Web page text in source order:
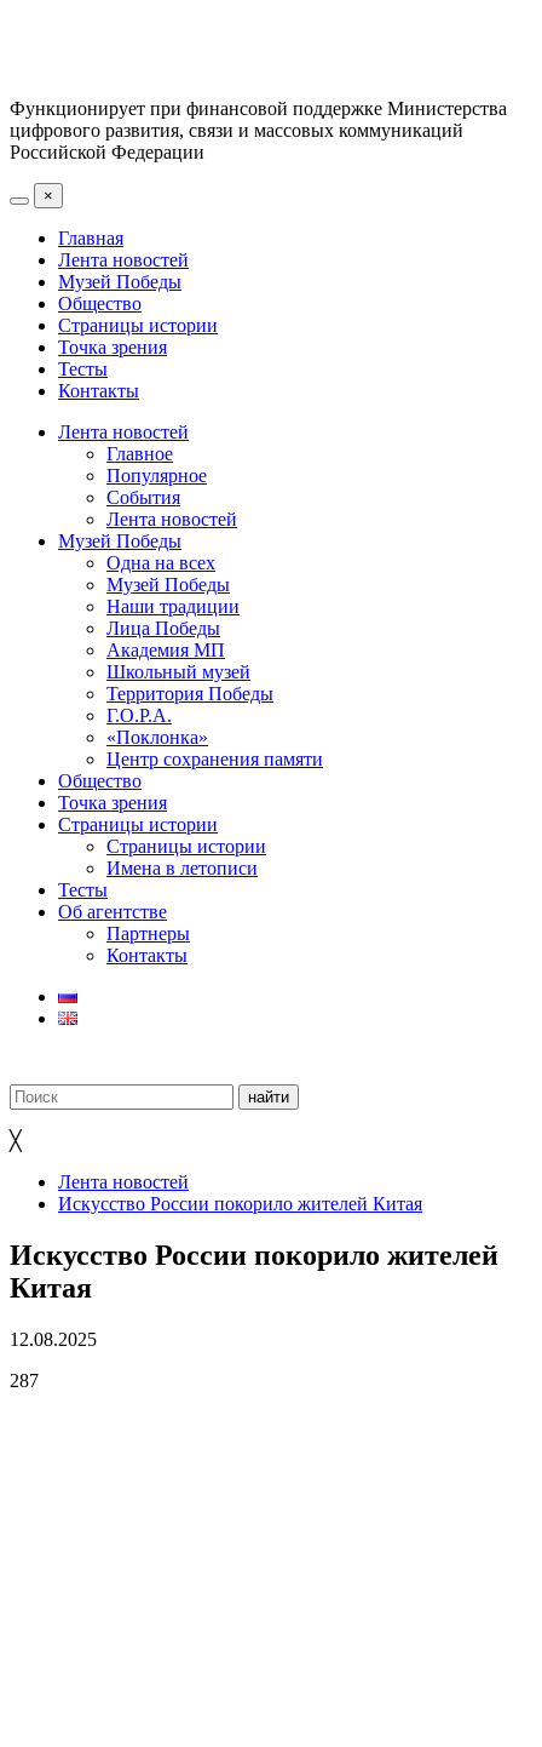
Функционирует при финансовой поддержке Министерства
цифрового развития, связи и массовых коммуникаций
Российской Федерации
×
Главная
Лента новостей
Музей Победы
Общество
Страницы истории
Точка зрения
Тесты
Контакты
Лента новостей
Главное
Популярное
События
Лента новостей
Музей Победы
Одна на всех
Музей Победы
Наши традиции
Лица Победы
Академия МП
Школьный музей
Территория Победы
Г.О.Р.А.
«Поклонка»
Центр сохранения памяти
Общество
Точка зрения
Страницы истории
Страницы истории
Имена в летописи
Тесты
Об агентстве
Партнеры
Контакты
╳
Лента новостей
Искусство России покорило жителей Китая
Искусство России покорило жителей
Китая
12.08.2025
287